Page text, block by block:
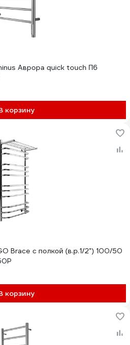
Аврора quick touch П6
корзину
Brace с полкой (в.р.1/2") 100/50
корзину